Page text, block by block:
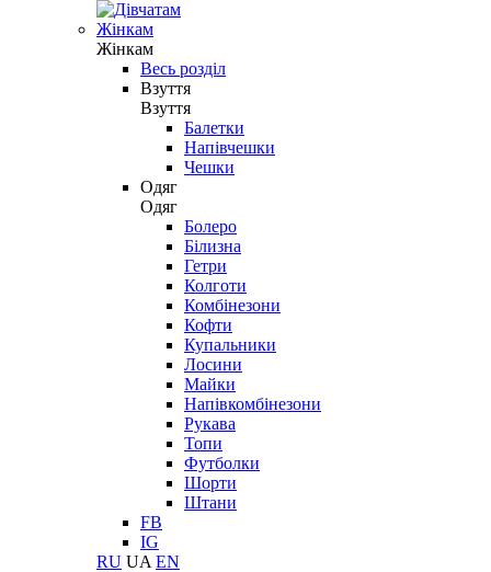
Жінкам
Жінкам
Весь розділ
Взуття
Взуття
Балетки
Напівчешки
Чешки
Одяг
Одяг
Болеро
Білизна
Гетри
Колготи
Комбінезони
Кофти
Купальники
Лосини
Майки
Напівкомбінезони
Рукава
Топи
Футболки
Шорти
Штани
FB
IG
RU UA EN